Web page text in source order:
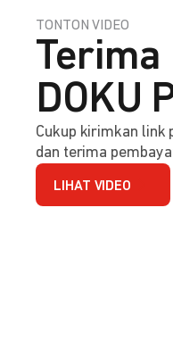
TONTON VIDEO
Terima
DOKU
Cukup kirimkan link
dan terima
LIHAT VIDEO